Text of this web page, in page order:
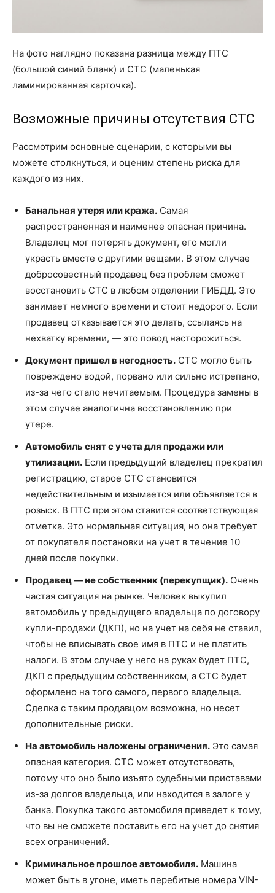
На фото наглядно показана разница между ПТС
(большой синий бланк) и СТС (маленькая
ламинированная карточка).
Возможные причины отсутствия СТС
Рассмотрим основные сценарии, с которыми вы
можете столкнуться, и оценим степень риска для
каждого из них.
Банальная утеря или кража. Самая
распространенная и наименее опасная причина.
Владелец мог потерять документ, его могли
украсть вместе с другими вещами. В этом случае
добросовестный продавец без проблем сможет
восстановить СТС в любом отделении ГИБДД. Это
занимает немного времени и стоит недорого. Если
продавец отказывается это делать, ссылаясь на
нехватку времени, — это повод насторожиться.
Документ пришел в негодность. СТС могло быть
повреждено водой, порвано или сильно истрепано,
из-за чего стало нечитаемым. Процедура замены в
этом случае аналогична восстановлению при
утере.
Автомобиль снят с учета для продажи или
утилизации. Если предыдущий владелец прекратил
регистрацию, старое СТС становится
недействительным и изымается или объявляется в
розыск. В ПТС при этом ставится соответствующая
отметка. Это нормальная ситуация, но она требует
от покупателя постановки на учет в течение 10
дней после покупки.
Продавец — не собственник (перекупщик). Очень
частая ситуация на рынке. Человек выкупил
автомобиль у предыдущего владельца по договору
купли-продажи (ДКП), но на учет на себя не ставил,
чтобы не вписывать свое имя в ПТС и не платить
налоги. В этом случае у него на руках будет ПТС,
ДКП с предыдущим собственником, а СТС будет
оформлено на того самого, первого владельца.
Сделка с таким продавцом возможна, но несет
дополнительные риски.
На автомобиль наложены ограничения. Это самая
опасная категория. СТС может отсутствовать,
потому что оно было изъято судебными приставами
из-за долгов владельца, или находится в залоге у
банка. Покупка такого автомобиля приведет к тому,
что вы не сможете поставить его на учет до снятия
всех ограничений.
Криминальное прошлое автомобиля. Машина
может быть в угоне, иметь перебитые номера VIN-